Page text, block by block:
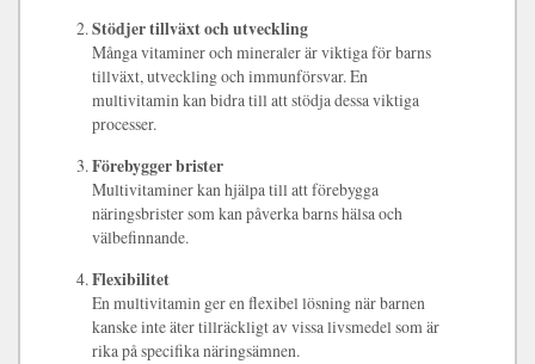
Stödjer tillväxt och utveckling
Många vitaminer och mineraler är viktiga för barns
tillväxt, utveckling och immunförsvar. En
multivitamin kan bidra till att stödja dessa viktiga
processer.
Förebygger brister
Multivitaminer kan hjälpa till att förebygga
näringsbrister som kan påverka barns hälsa och
välbefinnande.
Flexibilitet
En multivitamin ger en flexibel lösning när barnen
kanske inte äter tillräckligt av vissa livsmedel som är
rika på specifika näringsämnen.